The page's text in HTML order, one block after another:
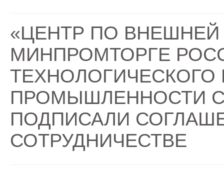
«ЦЕНТР ПО ВНЕШНЕЙ
МИНПРОМТОРГЕ
ТЕХНОЛОГИЧЕСКОГО
ПРОМЫШЛЕННОСТИ
ПОДПИСАЛИ
СОТРУДНИЧЕСТВЕ